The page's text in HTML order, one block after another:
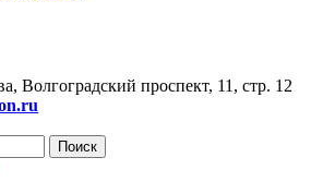
Волгоградский проспект, 11, стр. 12
Поиск